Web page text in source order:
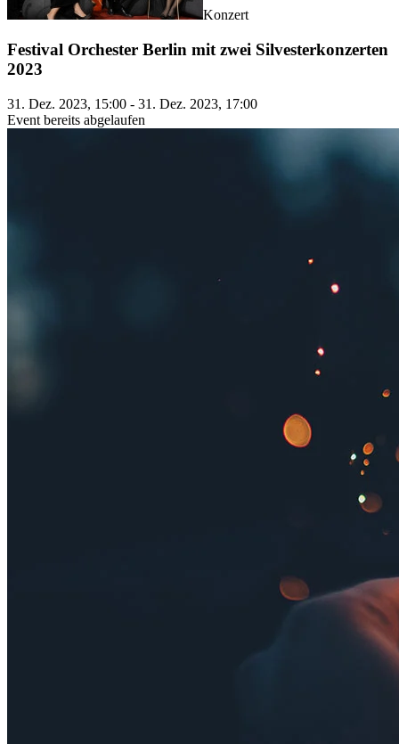
Konzert
Festival Orchester Berlin mit zwei Silvesterkonzerten
2023
31. Dez. 2023, 15:00 - 31. Dez. 2023, 17:00
Event bereits abgelaufen